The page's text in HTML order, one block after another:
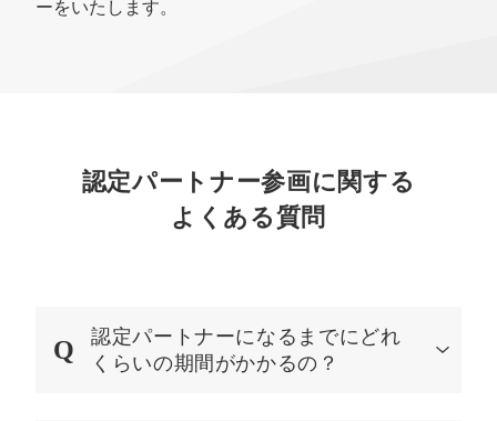
ーをいたします。
認定パートナー参画に関する
よくある質問
認定パートナーになるまでにどれ
くらいの期間がかかるの？